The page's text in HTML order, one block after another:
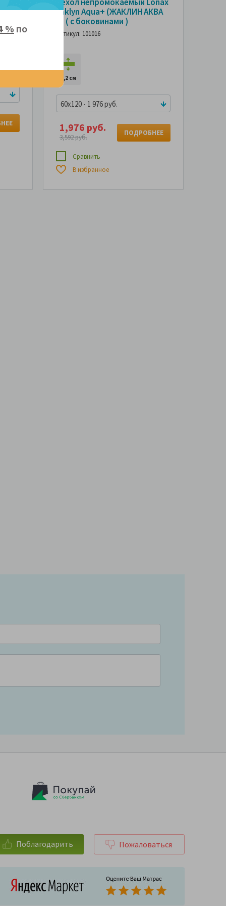
Jaklyn Aqua+ (ЖАКЛИН АКВА
+) ( с боковинами )
Артикул: 101016
0,2 см
60x120 - 1 976 руб.
1,976 руб.
3,592 руб.
ПОДРОБНЕЕ
Сравнить
В избранное
Поблагодарить Пожаловаться
% по